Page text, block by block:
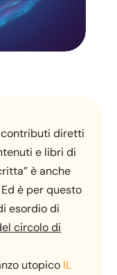
diretti
e libri di
è anche
è per questo
esordio di
circolo di
utopico IL